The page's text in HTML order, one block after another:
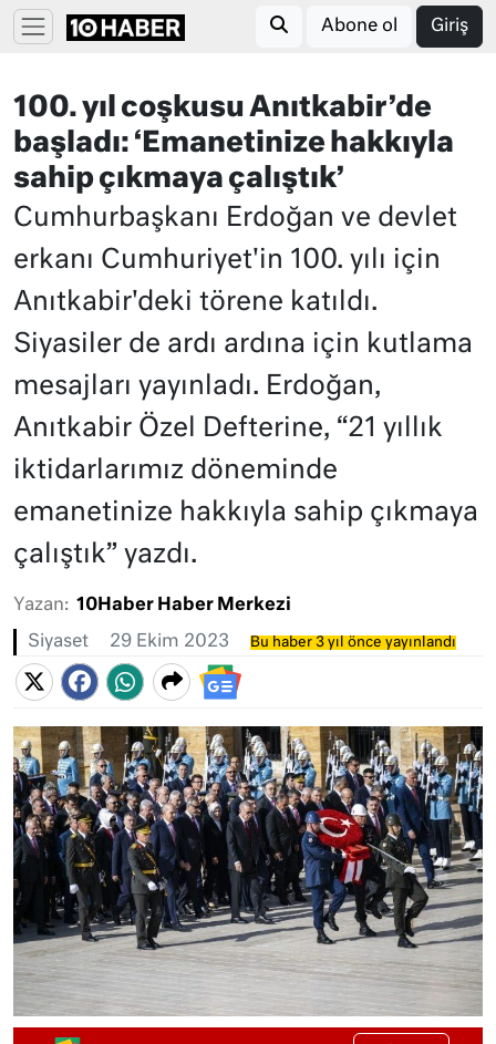
Abone ol Giriş
100. yıl coşkusu Anıtkabir’de
başladı: ‘Emanetinize hakkıyla
sahip çıkmaya çalıştık’
Cumhurbaşkanı Erdoğan ve devlet
erkanı Cumhuriyet'in 100. yılı için
Anıtkabir'deki törene katıldı.
Siyasiler de ardı ardına için kutlama
mesajları yayınladı. Erdoğan,
Anıtkabir Özel Defterine, “21 yıllık
iktidarlarımız döneminde
emanetinize hakkıyla sahip çıkmaya
çalıştık” yazdı.
Yazan: 10Haber Haber Merkezi
Siyaset 29 Ekim 2023 Bu haber 3 yıl önce yayınlandı